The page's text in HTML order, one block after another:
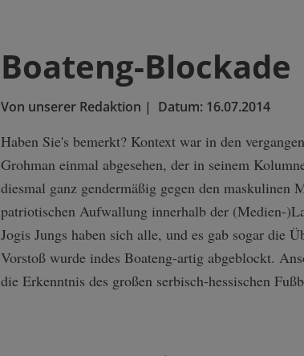
Boateng-Blockade
Von unserer Redaktion | Datum: 16.07.2014
Haben Sie's bemerkt? Kontext war in den
Grohman einmal abgesehen, der in seinem
diesmal ganz gendermäßig gegen den maskulinen
patriotischen Aufwallung innerhalb der (Medien-
Jogis Jungs haben sich alle, und es gab sogar die
Vorstoß wurde indes Boateng-artig abgeblockt.
die Erkenntnis des großen serbisch-hessischen